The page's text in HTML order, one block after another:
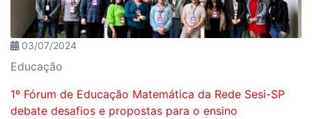
03/07/2024
Educação
1º Fórum de Educação Matemática da Rede Sesi-SP
debate desafios e propostas para o ensino